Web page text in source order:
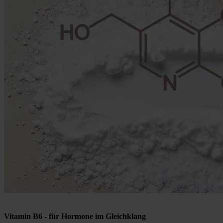
Vitamin B6 - für Hormone im Gleichklang